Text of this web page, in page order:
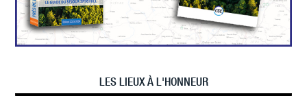
LES LIEUX À L'HONNEUR